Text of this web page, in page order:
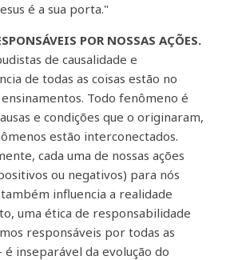
é a sua porta."
POR NOSSAS AÇÕES.
de causalidade e
de todas as coisas estão no
Todo fenômeno é
e condições que o originaram,
estão interconectados.
cada uma de nossas ações
ou negativos) para nós
influencia a realidade
uma ética de responsabilidade
responsáveis ​​por todas as
é inseparável da evolução do